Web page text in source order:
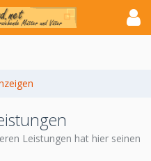
Leistungen hat hier seinen